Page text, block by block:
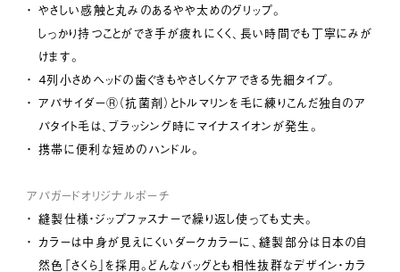
やさしい感触と丸みのあるやや太めのグリップ。
しっかり持つことができ手が疲れにくく、長い時間でも丁寧にみが
けます。
４列小さめヘッドの歯ぐきもやさしくケアできる先細タイプ。
アパサイダーⓇ（抗菌剤）とトルマリンを毛に練りこんだ独自のア
パタイト毛は、ブラッシング時にマイナスイオンが発生。
携帯に便利な短めのハンドル。
アパガードオリジナルポーチ
縫製仕様・ジップファスナーで繰り返し使っても丈夫。
カラーは中身が見えにくいダークカラーに、縫製部分は日本の自
然色「さくら」を採用。どんなバッグとも相性抜群なデザイン・カラ